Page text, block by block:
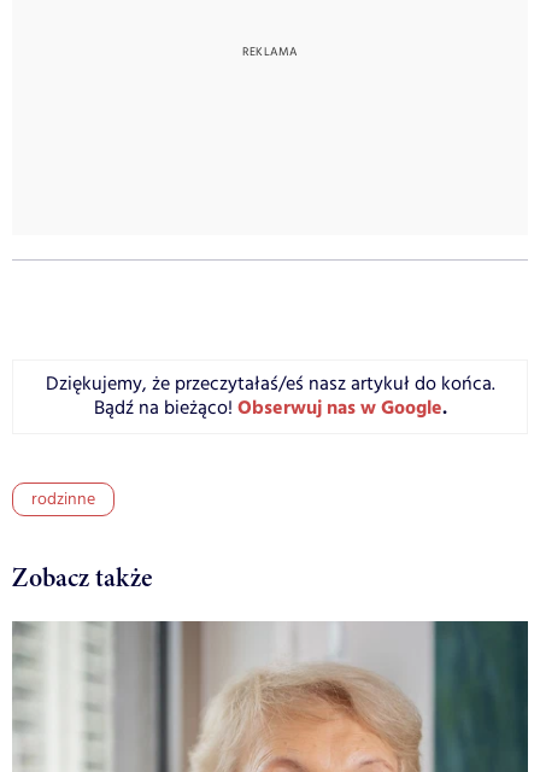
Dziękujemy, że przeczytałaś/eś nasz artykuł do końca.
Bądź na bieżąco! Obserwuj nas w Google.
rodzinne
Zobacz także